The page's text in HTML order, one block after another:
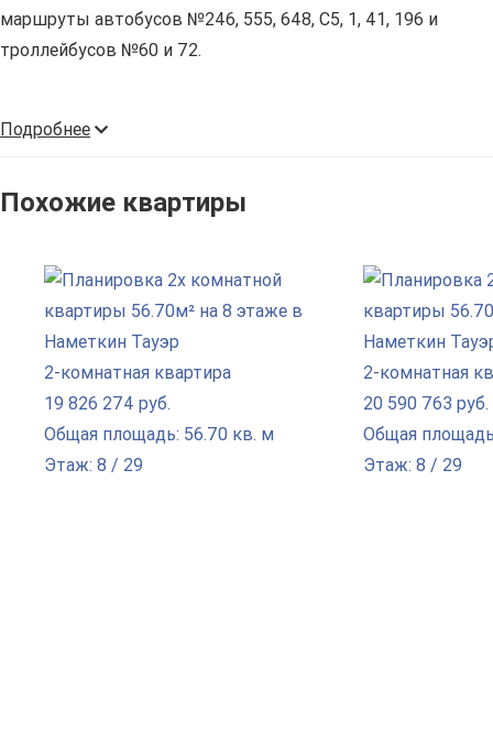
маршруты автобусов №246, 555, 648, С5, 1, 41, 196 и
троллейбусов №60 и 72.
Подробнее
Похожие квартиры
2-комнатная квартира
19 826 274 руб.
Общая площадь: 56.70 кв. м
Этаж: 8 / 29
2-комнатная
20 590 763 руб.
Общая
Этаж: 8 / 29